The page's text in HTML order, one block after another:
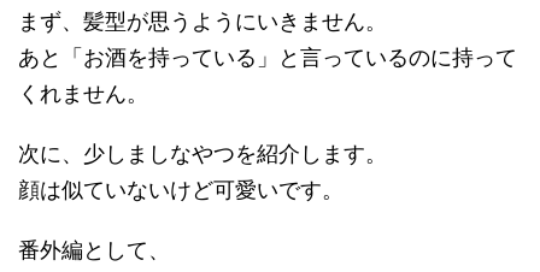
まず、髪型が思うようにいきません。
あと「お酒を持っている」と言っているのに持って
くれません。
次に、少しましなやつを紹介します。
顔は似ていないけど可愛いです。
番外編として、